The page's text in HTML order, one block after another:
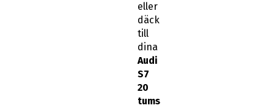
eller
däck
till
dina
Audi
S7
20
tums